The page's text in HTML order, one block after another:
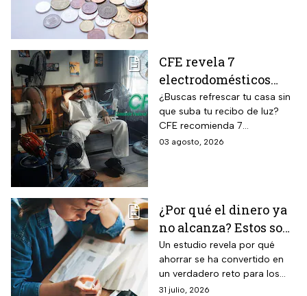
CFE revela 7
electrodomésticos
para combatir el calor
sin que se dispare tu
recibo de luz
¿Buscas refrescar tu casa sin
que suba tu recibo de luz?
CFE recomienda 7
electrodomésticos eficientes
03 agosto, 2026
¿Por qué el dinero ya
no alcanza? Estos son
los gastos que más
impactan a los
mexicanos
Un estudio revela por qué
ahorrar se ha convertido en
un verdadero reto para los
mexicanos.
31 julio, 2026